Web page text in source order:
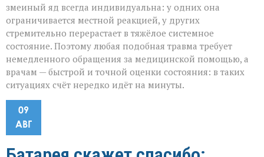
змеиный яд всегда индивидуальна: у одних она
ограничивается местной реакцией, у других
стремительно перерастает в тяжёлое системное
состояние. Поэтому любая подобная травма требует
немедленного обращения за медицинской помощью, а
врачам — быстрой и точной оценки состояния: в таких
ситуациях счёт нередко идёт на минуты.
09
АВГ